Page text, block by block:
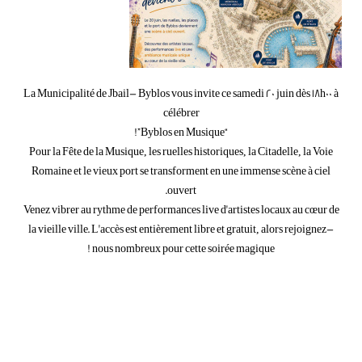
La Municipalité de Jbail- Byblos vous invite ce samedi 20 juin dès 18h00 à
célébrer
“Byblos en Musique”!
Pour la Fête de la Musique, les ruelles historiques, la Citadelle, la Voie
Romaine et le vieux port se transforment en une immense scène à ciel
ouvert.
Venez vibrer au rythme de performances live d'artistes locaux au cœur de
la vieille ville. L'accès est entièrement libre et gratuit, alors rejoignez-
nous nombreux pour cette soirée magique !